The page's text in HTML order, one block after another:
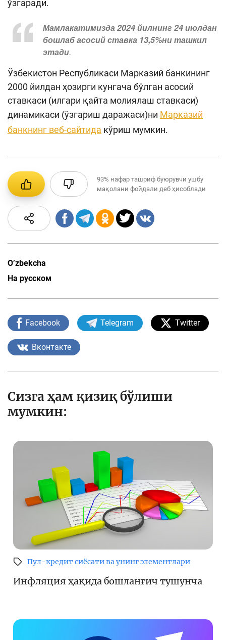
ўзгаради.
Мамлакатимизда 2024 йилнинг 24 июлдан
бошлаб асосий ставка 13,5%ни ташкил
этади.
Ўзбекистон Республикаси Марказий банкининг
2000 йилдан ҳозирги кунгача бўлган асосий
ставкаси (илгари қайта молиялаш ставкаси)
динамикаси (ўзгариш даражаси)ни Марказий
банкнинг веб-сайтида кўриш мумкин.
93% нафар ташриф буюрувчи ушбу
мақолани фойдали деб ҳисоблади
O’zbekcha
На русском
Facebook Telegram Twitter
Вконтакте
Сизга ҳам қизиқ бўлиши
мумкин:
Пул-кредит сиёсати ва унинг элементлари
Инфляция ҳақида бошланғич тушунча